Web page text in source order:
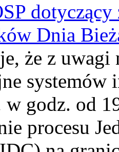
dotyczący
Dnia
że z uwagi
w godz. od
procesu